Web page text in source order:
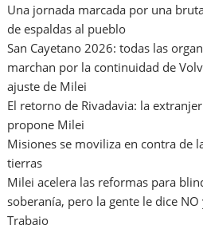
Una jornada marcada por una
de espaldas al pueblo
San Cayetano 2026: todas las
marchan por la continuidad de
ajuste de Milei
El retorno de Rivadavia: la
propone Milei
Misiones se moviliza en contra de
tierras
Milei acelera las reformas para
soberanía, pero la gente le dice
Trabajo